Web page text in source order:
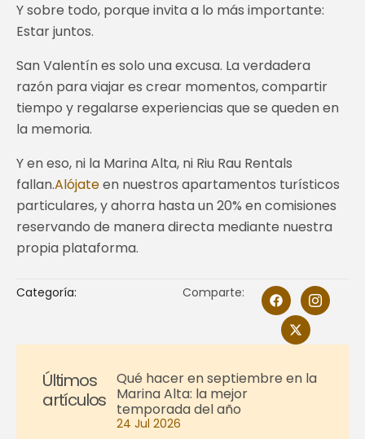
Y sobre todo, porque invita a lo más importante:
Estar juntos.
San Valentín es solo una excusa. La verdadera
razón para viajar es crear momentos, compartir
tiempo y regalarse experiencias que se queden en
la memoria.
Y en eso, ni la Marina Alta, ni Riu Rau Rentals
fallan.Alójateen nuestros apartamentos turísticos
particulares, y ahorra hasta un 20% en comisiones
reservando de manera directa mediante nuestra
propia plataforma.
Categoría: Comparte:
Últimos
artículos
Qué hacer en septiembre en la
Marina Alta: la mejor
temporada del año
24 Jul 2026